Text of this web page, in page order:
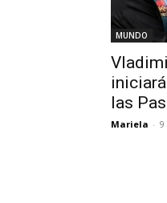
MUNDO
las
Mariela - 9